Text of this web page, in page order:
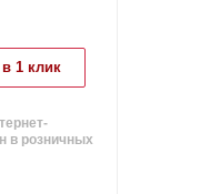
1 клик
в розничных